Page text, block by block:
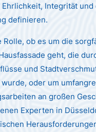
Integrität und
definieren.
Rolle, ob es um die
geht, die
und
oder um
an großen
Experten in